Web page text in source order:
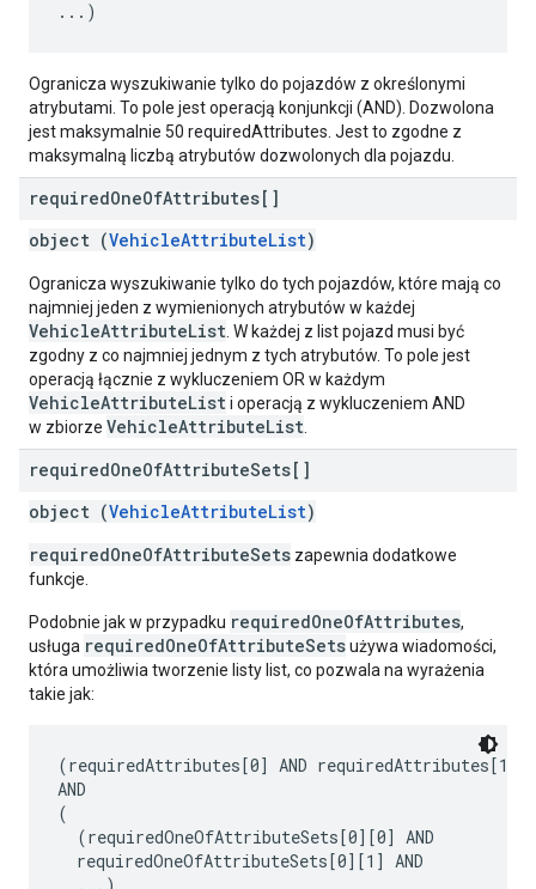
Ogranicza wyszukiwanie tylko do pojazdów z określonymi
atrybutami. To pole jest operacją konjunkcji (AND). Dozwolona
jest maksymalnie 50 requiredAttributes. Jest to zgodne z
maksymalną liczbą atrybutów dozwolonych dla pojazdu.
requiredOneOfAttributes[]
object (VehicleAttributeList)
Ogranicza wyszukiwanie tylko do tych pojazdów, które mają co
najmniej jeden z wymienionych atrybutów w każdej
VehicleAttributeList . W każdej z list pojazd musi być
zgodny z co najmniej jednym z tych atrybutów. To pole jest
operacją łącznie z wykluczeniem OR w każdym
VehicleAttributeListi operacją z wykluczeniem AND
w zbiorze VehicleAttributeList
requiredOneOfAttributeSets[]
object (VehicleAttributeList)
requiredOneOfAttributeSets zapewnia dodatkowe
funkcje.
Podobnie jak w przypadku requiredOneOfAttributes,
usługa requiredOneOfAttributeSetsużywa wiadomości,
która umożliwia tworzenie listy list, co pozwala na wyrażenia
takie jak:
(requiredAttributes[0] AND requiredAttributes[1]
AND
(
  (requiredOneOfAttributeSets[0][0] AND
  requiredOneOfAttributeSets[0][1] AND